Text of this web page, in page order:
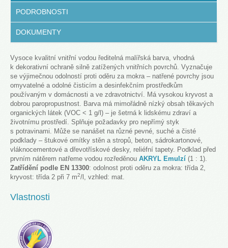
PODROBNOSTI
DOKUMENTY
Vysoce kvalitní vnitřní vodou ředitelná malířská barva, vhodná
k dekorativní ochraně silně zatížených vnitřních povrchů. Vyznačuje
se výjimečnou odolností proti oděru za mokra – natřené povrchy jsou
omyvatelné a odolné čisticím a desinfekčním prostředkům
používaným v domácnosti a ve zdravotnictví. Má vysokou kryvost a
dobrou paropropustnost. Barva má mimořádně nízký obsah těkavých
organických látek (VOC < 1 g/l) – je šetrná k lidskému zdraví a
životnímu prostředí. Splňuje požadavky pro nepřímý styk
s potravinami. Může se nanášet na různé pevné, suché a čisté
podklady – štukové omítky stěn a stropů, beton, sádrokartonové,
vláknocementové a dřevotřískové desky, reliéfní tapety. Podklad před
prvním nátěrem natřeme vodou rozředěnou AKRYL Emulzí (1 : 1).
Zatřídění podle EN 13300: odolnost proti oděru za mokra: třída 2,
kryvost: třída 2 při 7 m2/l, vzhled: mat.
Vlastnosti